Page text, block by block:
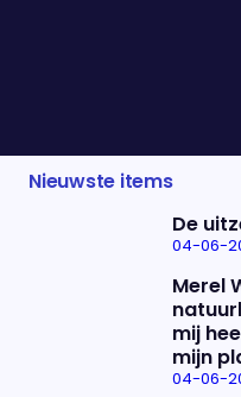
Nieuwste items
De
04-06-
Merel
mij
mijn
04-06-